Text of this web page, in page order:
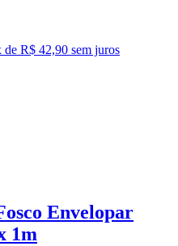
de R$ 42,90 sem juros
Envelopar
1m